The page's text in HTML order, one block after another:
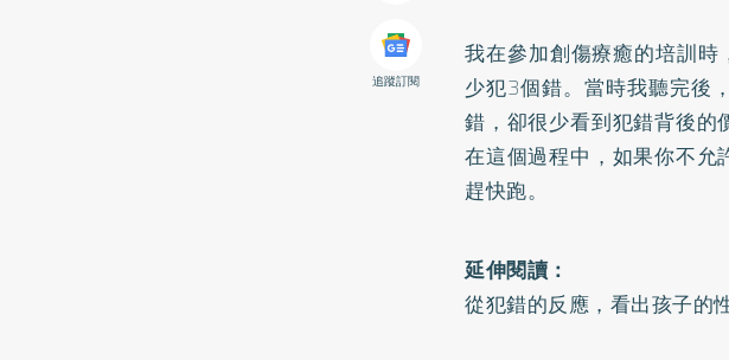
追蹤訂閱
我在參加創傷療癒的培訓
少犯3個錯。當時我聽完後
錯，卻很少看到犯錯背後的
在這個過程中，如果你不允
趕快跑。
延伸閱讀：
從犯錯的反應，看出孩子的